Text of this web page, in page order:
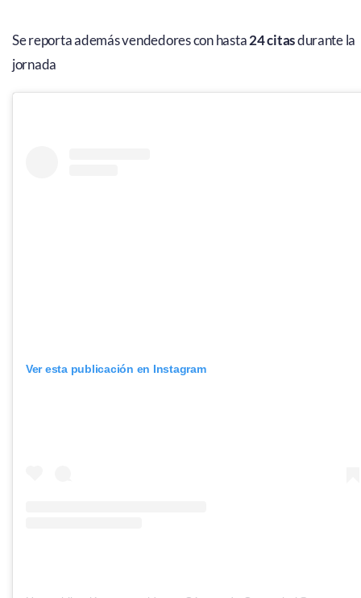
Se reporta además vendedores con hasta24 citasdurante la
jornada
Ver esta publicación en Instagram